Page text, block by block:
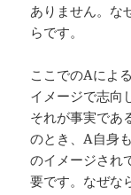
ありません。な
らです。
ここでのAによ
イメージで志向
それが事実であ
のとき、A自身
のイメージされ
要です。なぜな